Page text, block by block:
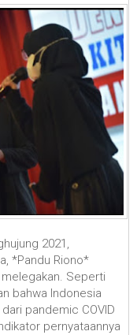
2021,
*Pandu Riono*
Seperti
bahwa Indonesia
pandemic COVID
pernyataannya